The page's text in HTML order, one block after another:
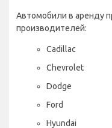
Автомобили в аренду
производителей:
Cadillac
Chevrolet
Dodge
Ford
Hyundai